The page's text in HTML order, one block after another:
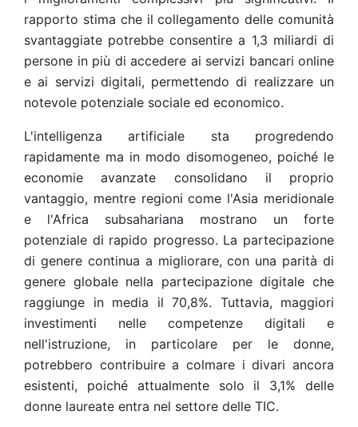
rapporto stima che il collegamento delle comunità
svantaggiate potrebbe consentire a 1,3 miliardi di
persone in più di accedere ai servizi bancari online
e ai servizi digitali, permettendo di realizzare un
notevole potenziale sociale ed economico.
L'intelligenza artificiale sta progredendo
rapidamente ma in modo disomogeneo, poiché le
economie avanzate consolidano il proprio
vantaggio, mentre regioni come l'Asia meridionale
e l'Africa subsahariana mostrano un forte
potenziale di rapido progresso. La partecipazione
di genere continua a migliorare, con una parità di
genere globale nella partecipazione digitale che
raggiunge in media il 70,8%. Tuttavia, maggiori
investimenti nelle competenze digitali e
nell'istruzione, in particolare per le donne,
potrebbero contribuire a colmare i divari ancora
esistenti, poiché attualmente solo il 3,1% delle
donne laureate entra nel settore delle TIC.